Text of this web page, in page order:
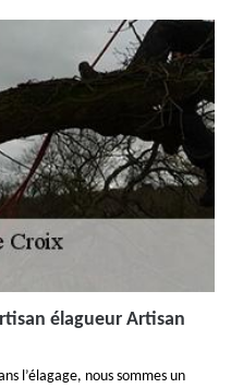
élagueur Artisan
l’élagage, nous sommes un